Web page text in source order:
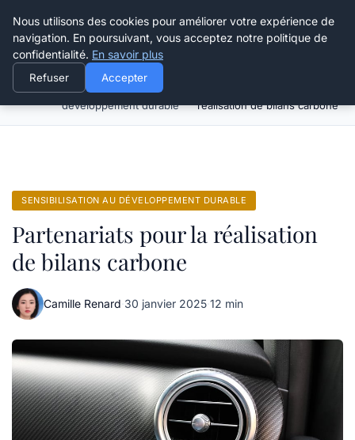
Happy Calyx Farmer
Sensibilisation au
développement durable
réalisation de bilans carbone
SENSIBILISATION AU DÉVELOPPEMENT DURABLE
Partenariats pour la réalisation
de bilans carbone
Camille Renard·30 janvier 2025·12 min
Nous utilisons des cookies pour améliorer votre expérience de
navigation. En poursuivant, vous acceptez notre politique de
confidentialité. En savoir plus
Refuser Accepter